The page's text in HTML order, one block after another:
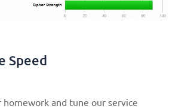
Speed
homework and tune our service